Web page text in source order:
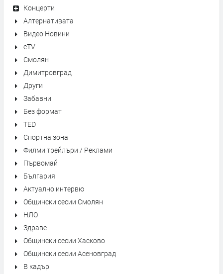
Концерти
Алтернативата
Видео Новини
eTV
Смолян
Димитровград
Други
Забавни
Без формат
TED
Спортна зона
Филми трейлъри / Реклами
Първомай
България
Актуално интервю
Общински сесии Смолян
НЛО
Здраве
Общински сесии Хасково
Общински сесии Асеновград
В кадър